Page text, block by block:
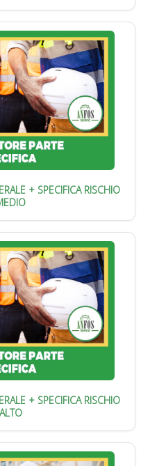
+ SPECIFICA RISCHIO
+ SPECIFICA RISCHIO
ALTO